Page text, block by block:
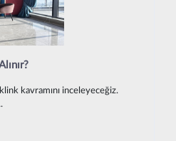
kavramını inceleyeceğiz.